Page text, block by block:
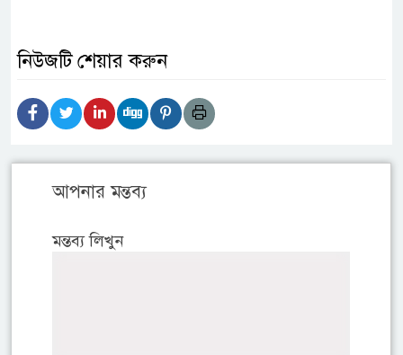
নিউজটি শেয়ার করুন
আপনার মন্তব্য
মন্তব্য লিখুন